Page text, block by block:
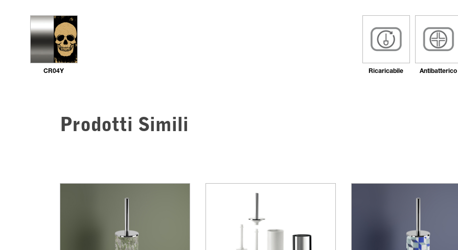
CR04Y Ricaricabile Antibatterico
Prodotti Simili